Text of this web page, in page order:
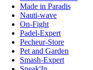
Made in Paradis
Nauti-wave
On-Fight
Padel-Expert
Pecheur-Store
Pet and Garden
Smash-Expert